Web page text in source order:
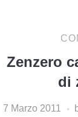
Zenzero
di
7 Marzo 2011